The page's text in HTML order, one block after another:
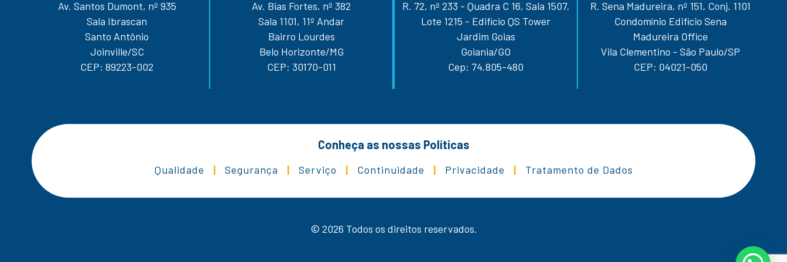
Av. Santos Dumont, nº 935
Sala Ibrascan
Santo Antônio
Joinville/SC
CEP: 89223-002
Av. Bias Fortes, nº 382
Sala 1101, 11º Andar
Bairro Lourdes
Belo Horizonte/MG
CEP: 30170-011
R. 72, nº 233 - Quadra C 16, Sala 1507.
Lote 1215 - Edifício QS Tower
Jardim Goias
Goiania/GO
Cep: 74.805-480
R. Sena Madureira, nº 151, Conj. 1101
Condomínio Edifício Sena
Madureira Office
Vila Clementino - São Paulo/SP
CEP: 04021-050
Conheça as nossas Políticas
Qualidade | Segurança | Serviço | Continuidade | Privacidade | Tratamento de Dados
© 2026 Todos os direitos reservados.